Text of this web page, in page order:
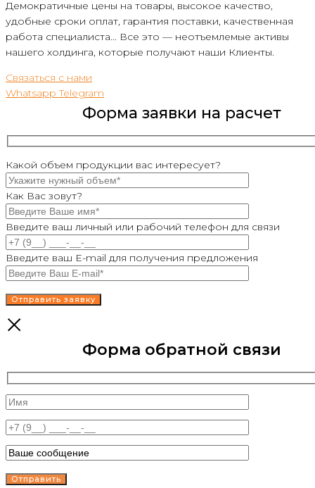
Демократичные цены на товары, высокое качество,
удобные сроки оплат, гарантия поставки, качественная
работа специалиста… Все это — неотъемлемые активы
нашего холдинга, которые получают наши Клиенты.
Связаться с нами
Whatsapp Telegram
Форма заявки на расчет
Какой объем продукции вас интересует?
Как Вас зовут?
Введите ваш личный или рабочий телефон для связи
Введите ваш E-mail для получения предложения
Форма обратной связи